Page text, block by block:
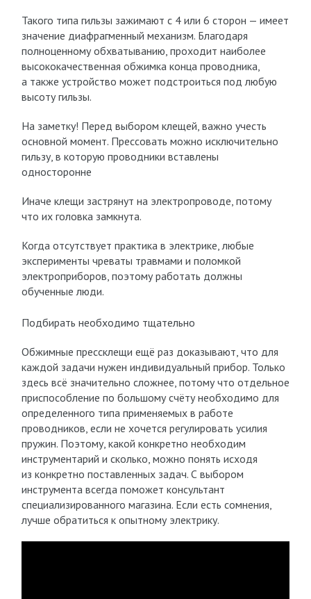
Такого типа гильзы зажимают с 4 или 6 сторон — имеет
значение диафрагменный механизм. Благодаря
полноценному обхватыванию, проходит наиболее
высококачественная обжимка конца проводника,
а также устройство может подстроиться под любую
высоту гильзы.
На заметку! Перед выбором клещей, важно учесть
основной момент. Прессовать можно исключительно
гильзу, в которую проводники вставлены
односторонне
Иначе клещи застрянут на электропроводе, потому
что их головка замкнута.
Когда отсутствует практика в электрике, любые
эксперименты чреваты травмами и поломкой
электроприборов, поэтому работать должны
обученные люди.
Подбирать необходимо тщательно
Обжимные прессклещи ещё раз доказывают, что для
каждой задачи нужен индивидуальный прибор. Только
здесь всё значительно сложнее, потому что отдельное
приспособление по большому счёту необходимо для
определенного типа применяемых в работе
проводников, если не хочется регулировать усилия
пружин. Поэтому, какой конкретно необходим
инструментарий и сколько, можно понять исходя
из конкретно поставленных задач. С выбором
инструмента всегда поможет консультант
специализированного магазина. Если есть сомнения,
лучше обратиться к опытному электрику.